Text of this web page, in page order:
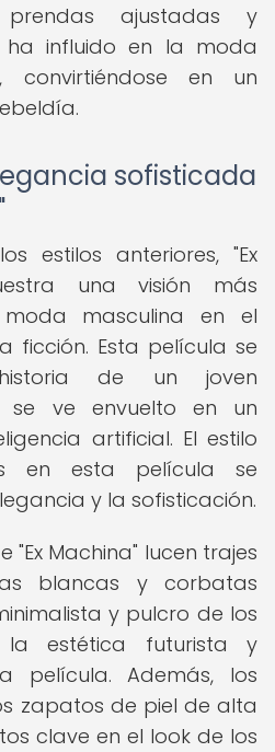
ajustadas y
ha influido en la moda
convirtiéndose en un
sofisticada
estilos anteriores, "Ex
una visión más
masculina en el
ficción. Esta película se
de un joven
se ve envuelto en un
artificial. El estilo
en esta película se
y la sofisticación.
"Ex Machina" lucen trajes
blancas y corbatas
y pulcro de los
la estética futurista y
película. Además, los
zapatos de piel de alta
clave en el look de los